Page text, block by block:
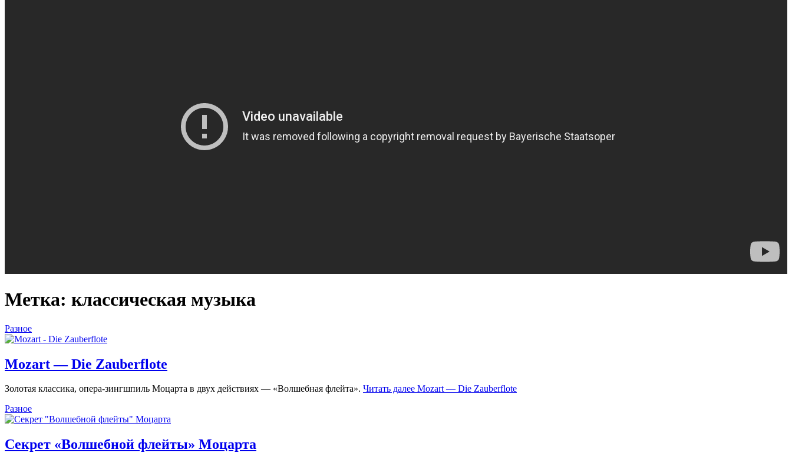
Метка: классическая музыка
Разное
Mozart — Die Zauberflote
Золотая классика, опера-зингшпиль Моцарта в двух действиях — «Волшебная флейта». Читать далее Mozart — Die Zauberflote
Разное
Секрет «Волшебной флейты» Моцарта